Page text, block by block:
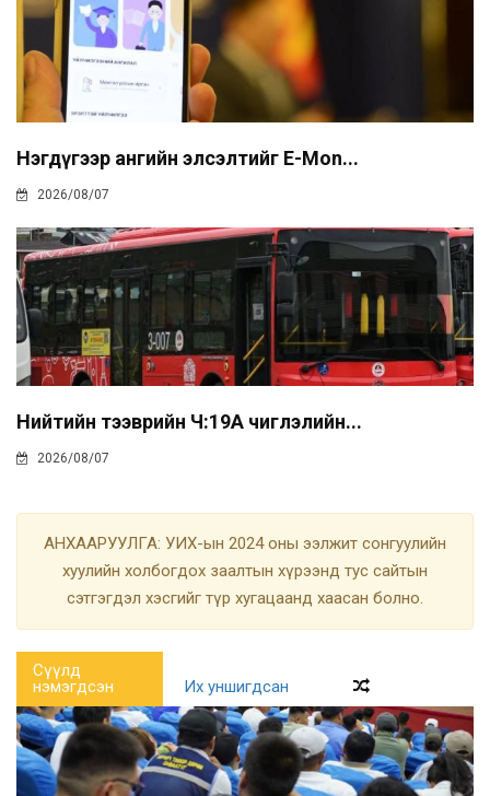
Нэгдүгээр ангийн элсэлтийг E-Mon...
2026/08/07
Нийтийн тээврийн Ч:19А чиглэлийн...
2026/08/07
АНХААРУУЛГА: УИХ-ын 2024 оны ээлжит сонгуулийн
хуулийн холбогдох заалтын хүрээнд тус сайтын
сэтгэгдэл хэсгийг түр хугацаанд хаасан болно.
Сүүлд
нэмэгдсэн
Их уншигдсан